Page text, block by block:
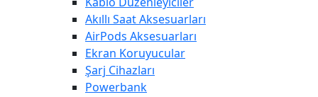
Akıllı Saat Aksesuarları
AirPods Aksesuarları
Ekran Koruyucular
Şarj Cihazları
Powerbank